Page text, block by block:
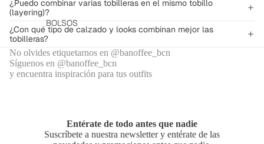
PANT
ALO
NES
Y
FALD
AS
TOP
e
r
BOLSOS
¿Puedo combinar varias tobilleras en el mismo tobillo
(layering)?
¿Con qué tipo de calzado y looks combinan mejor las
tobilleras?
No olvides etiquetarnos en @banoffee_bcn
Síguenos en @banoffee_bcn
y encuentra inspiración para tus outfits
Entérate de todo antes que nadie
Suscríbete a nuestra newsletter y entérate de las